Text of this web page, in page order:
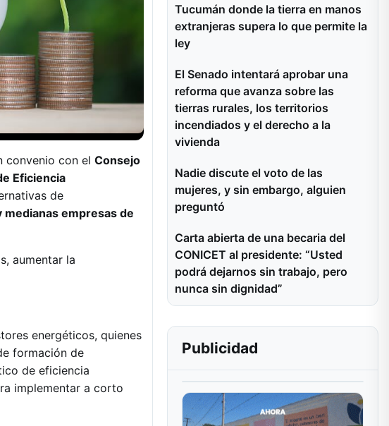
convenio con el Consejo
Eficiencia
de
medianas empresas de
aumentar la
energéticos, quienes
formación de
de eficiencia
implementar a corto
Tucumán donde la tierra en manos
extranjeras supera lo que permite la
ley
El Senado intentará aprobar una
reforma que avanza sobre las
tierras rurales, los territorios
incendiados y el derecho a la
vivienda
Nadie discute el voto de las
mujeres, y sin embargo, alguien
preguntó
Carta abierta de una becaria del
CONICET al presidente: “Usted
podrá dejarnos sin trabajo, pero
nunca sin dignidad”
Publicidad